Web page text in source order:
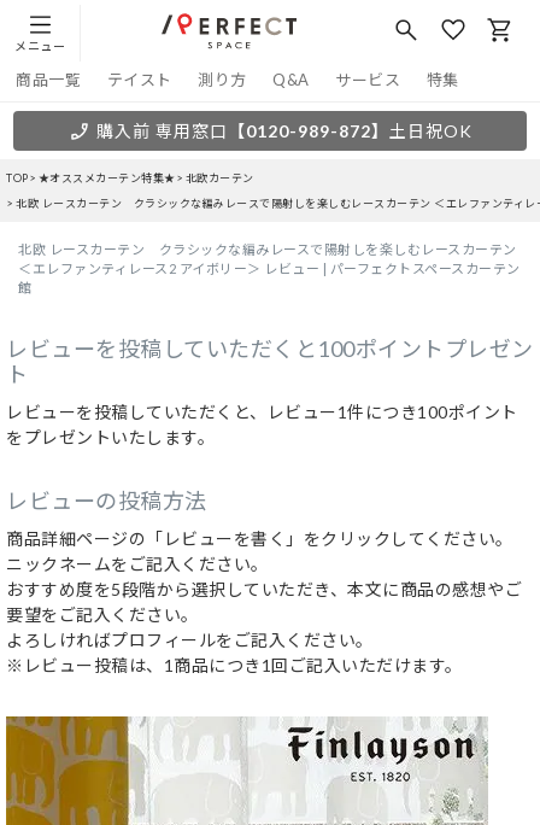
メニュー
商品一覧 テイスト 測り方 Q&A サービス 特集
購入前 専用窓口 【0120-989-872】 土日祝OK
TOP ★オススメカーテン特集★
北欧カーテン
北欧 レースカーテン クラシックな編みレースで陽射しを楽しむレースカーテン ＜エレファンティレ
北欧 レースカーテン クラシックな編みレースで陽射しを楽しむレースカーテン
＜エレファンティレース2 アイボリー＞ レビュー | パーフェクトスペースカーテン
館
レビューを投稿していただくと100ポイントプレゼン
ト
レビューを投稿していただくと、レビュー1件につき100ポイント
をプレゼントいたします。
レビューの投稿方法
商品詳細ページの「レビューを書く」をクリックしてください。
ニックネームをご記入ください。
おすすめ度を5段階から選択していただき、本文に商品の感想やご
要望をご記入ください。
よろしければプロフィールをご記入ください。
※レビュー投稿は、1商品につき1回ご記入いただけます。